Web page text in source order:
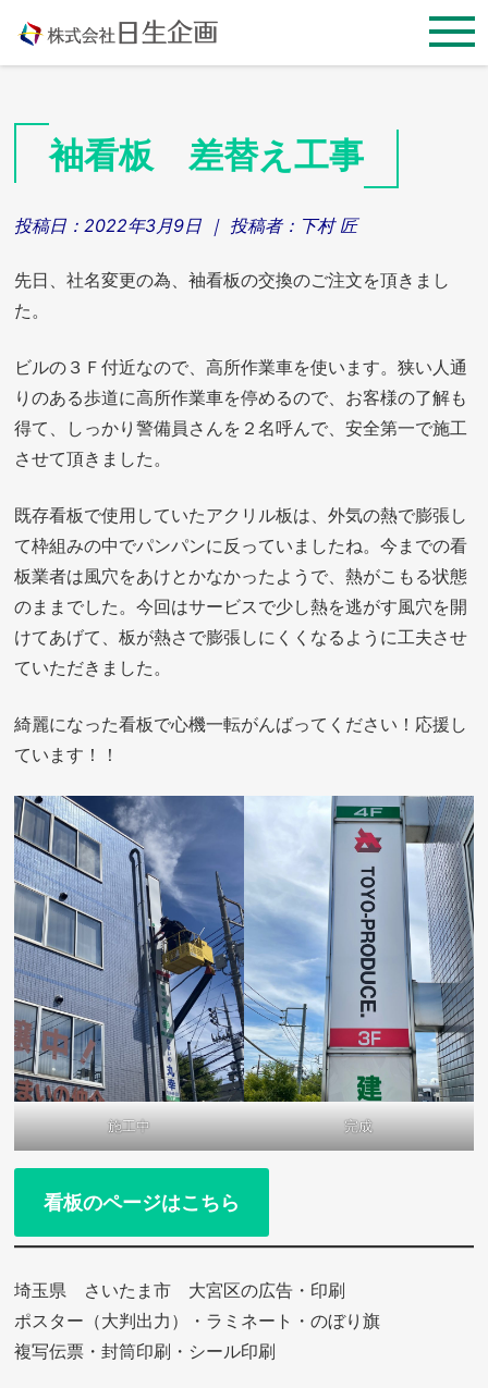
content
袖看板 差替え工事
投稿日： 2022年3月9日 ｜ 投稿者： 下村 匠
先日、社名変更の為、袖看板の交換のご注文を頂きまし
た。
ビルの３Ｆ付近なので、高所作業車を使います。狭い人通
りのある歩道に高所作業車を停めるので、お客様の了解も
得て、しっかり警備員さんを２名呼んで、安全第一で施工
させて頂きました。
既存看板で使用していたアクリル板は、外気の熱で膨張し
て枠組みの中でパンパンに反っていましたね。今までの看
板業者は風穴をあけとかなかったようで、熱がこもる状態
のままでした。今回はサービスで少し熱を逃がす風穴を開
けてあげて、板が熱さで膨張しにくくなるように工夫させ
ていただきました。
綺麗になった看板で心機一転がんばってください！応援し
ています！！
施工中 完成
看板のページはこちら
埼玉県 さいたま市 大宮区の広告・印刷
ポスター（大判出力）・ラミネート・のぼり旗
複写伝票・封筒印刷・シール印刷